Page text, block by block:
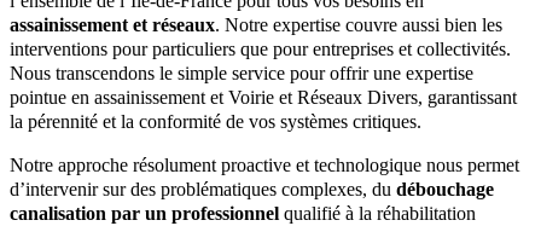
assainissement et réseaux. Notre expertise couvre aussi bien les
interventions pour particuliers que pour entreprises et collectivités.
Nous transcendons le simple service pour offrir une expertise
pointue en assainissement et Voirie et Réseaux Divers, garantissant
la pérennité et la conformité de vos systèmes critiques.
Notre approche résolument proactive et technologique nous permet
d’intervenir sur des problématiques complexes, du débouchage
canalisation par un professionnel qualifié à la réhabilitation